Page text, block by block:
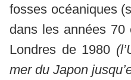
fosses océaniques
dans les années
Londres de 1980
mer du Japon